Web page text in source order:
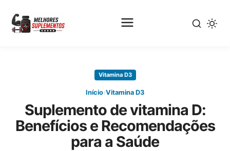
principal
Vitamina D3
Início›Vitamina D3
Suplemento de vitamina D:
Benefícios e Recomendações
para a Saúde